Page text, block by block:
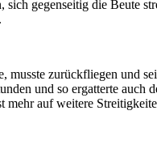
gegenseitig die Beute
musste zurückfliegen und
und so ergatterte
mehr auf weitere